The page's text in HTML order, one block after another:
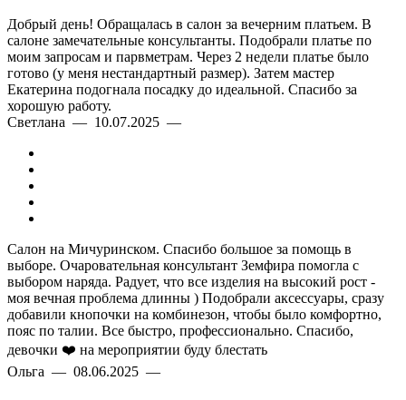
Добрый день! Обращалась в салон за вечерним платьем. В
салоне замечательные консультанты. Подобрали платье по
моим запросам и парвметрам. Через 2 недели платье было
готово (у меня нестандартный размер). Затем мастер
Екатерина подогнала посадку до идеальной. Спасибо за
хорошую работу.
Светлана — 10.07.2025 —
Салон на Мичуринском. Спасибо большое за помощь в
выборе. Очаровательная консультант Земфира помогла с
выбором наряда. Радует, что все изделия на высокий рост -
моя вечная проблема длинны ) Подобрали аксессуары, сразу
добавили кнопочки на комбинезон, чтобы было комфортно,
пояс по талии. Все быстро, профессионально. Спасибо,
девочки ❤️ на мероприятии буду блестать
Ольга — 08.06.2025 —